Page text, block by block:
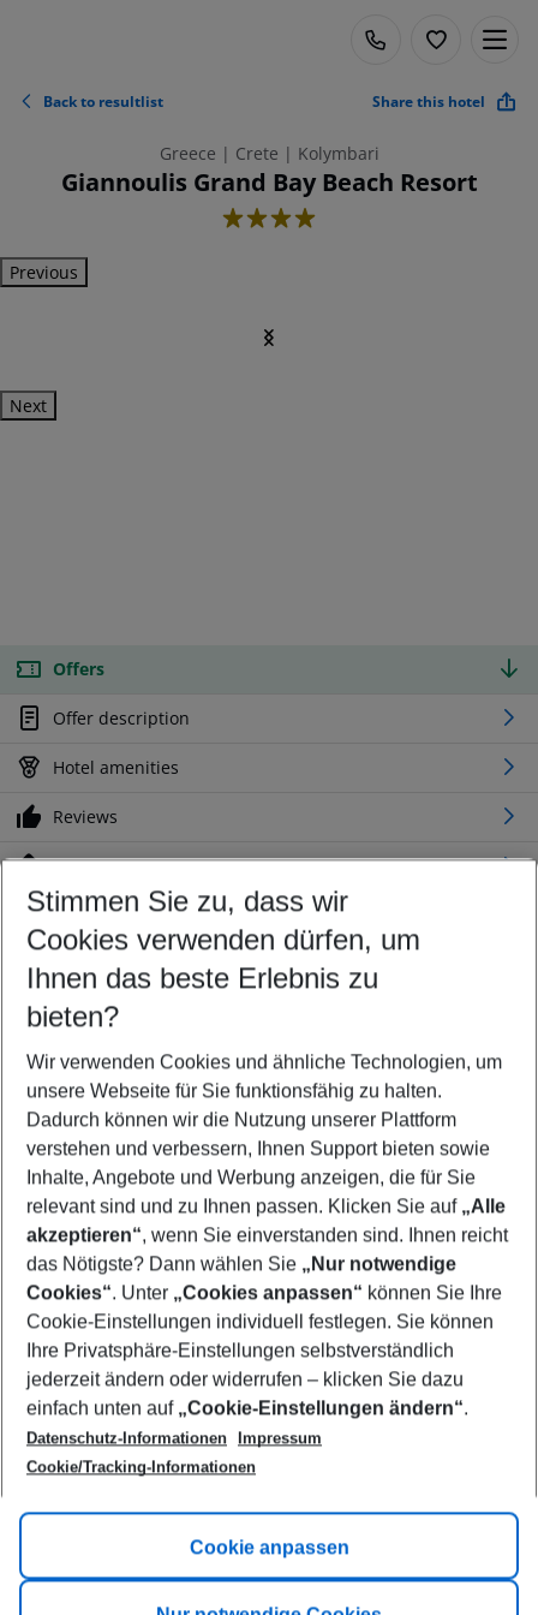
Back to resultlist Share this hotel
Greece | Crete | Kolymbari
Giannoulis Grand Bay Beach Resort
4
Previous
Next
Offers
Offer description
Hotel amenities
Reviews
Location
Customize your offer
Find the perfect deal which suits your best
Your departure airport
Any airport
Select your date range
12/08/26–10/08/27 5-8 nights
Who will travel
2 adults No children
Show more filter
Footer
Footer navigation
Title A
Link A
Stimmen Sie zu, dass wir
Cookies verwenden dürfen, um
Ihnen das beste Erlebnis zu
bieten?
Wir verwenden Cookies und ähnliche Technologien, um
unsere Webseite für Sie funktionsfähig zu halten.
Dadurch können wir die Nutzung unserer Plattform
verstehen und verbessern, Ihnen Support bieten sowie
Inhalte, Angebote und Werbung anzeigen, die für Sie
relevant sind und zu Ihnen passen. Klicken Sie auf „Alle
akzeptieren“, wenn Sie einverstanden sind. Ihnen reicht
das Nötigste? Dann wählen Sie „Nur notwendige
Cookies“. Unter „Cookies anpassen“ können Sie Ihre
Cookie-Einstellungen individuell festlegen. Sie können
Ihre Privatsphäre-Einstellungen selbstverständlich
jederzeit ändern oder widerrufen – klicken Sie dazu
einfach unten auf „Cookie-Einstellungen ändern“.
Datenschutz-Informationen
Impressum
Cookie/Tracking-Informationen
Cookie anpassen